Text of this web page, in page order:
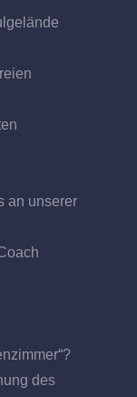
an unserer
des